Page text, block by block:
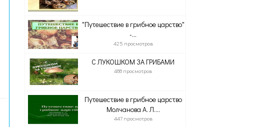
"Путешествие в грибное царство"
-...
425 просмотров
С ЛУКОШКОМ ЗА ГРИБАМИ
488 просмотров
Путешествие в грибное царство
Молчанова А. Л....
447 просмотров